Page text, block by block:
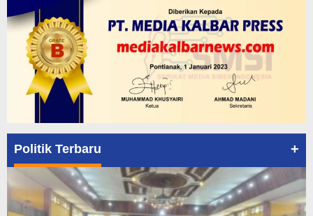
Politik Terbaru +